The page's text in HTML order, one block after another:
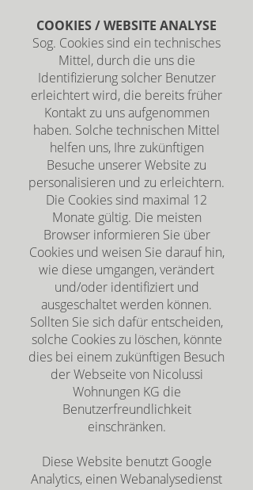
COOKIES / WEBSITE ANALYSE
Sog. Cookies sind ein technisches
Mittel, durch die uns die
Identifizierung solcher Benutzer
erleichtert wird, die bereits früher
Kontakt zu uns aufgenommen
haben. Solche technischen Mittel
helfen uns, Ihre zukünftigen
Besuche unserer Website zu
personalisieren und zu erleichtern.
Die Cookies sind maximal 12
Monate gültig. Die meisten
Browser informieren Sie über
Cookies und weisen Sie darauf hin,
wie diese umgangen, verändert
und/oder identifiziert und
ausgeschaltet werden können.
Sollten Sie sich dafür entscheiden,
solche Cookies zu löschen, könnte
dies bei einem zukünftigen Besuch
der Webseite von Nicolussi
Wohnungen KG die
Benutzerfreundlichkeit
einschränken.
Diese Website benutzt Google
Analytics, einen Webanalysedienst